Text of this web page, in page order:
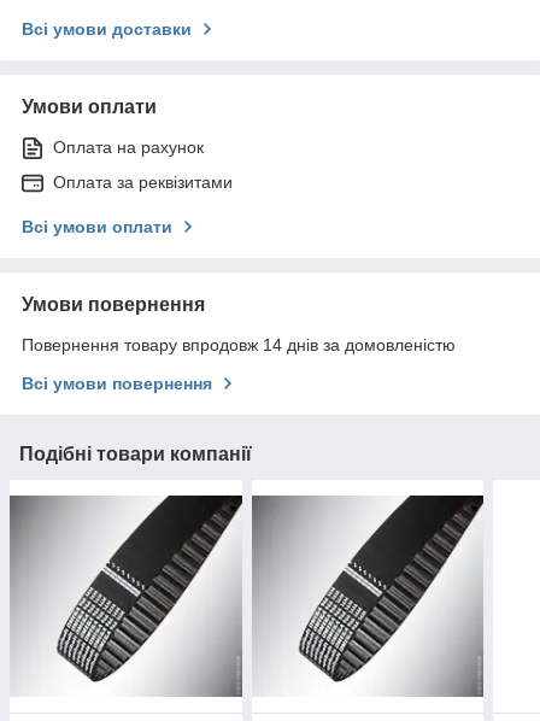
Всі умови доставки
Умови оплати
Оплата на рахунок
Оплата за реквізитами
Всі умови оплати
Умови повернення
Повернення товару впродовж 14 днів за домовленістю
Всі умови повернення
Подібні товари компанії